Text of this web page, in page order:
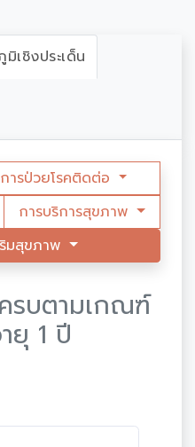
เชิงประเด็น
การป่วยโรคติดต่อ
การบริการสุขภาพ
มสุขภาพ
รบตามเกณฑ์
ยุ 1 ปี